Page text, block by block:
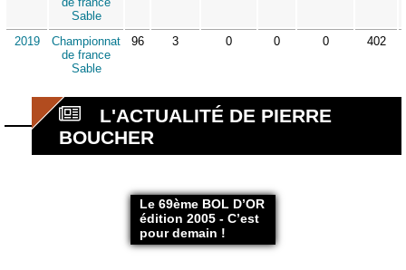
Sable
2019
Championnat
de france
Sable
96 3 0 0 0 402
L'ACTUALITÉ DE PIERRE
BOUCHER
Le 69ème BOL D’OR
édition 2005 - C’est
pour demain !